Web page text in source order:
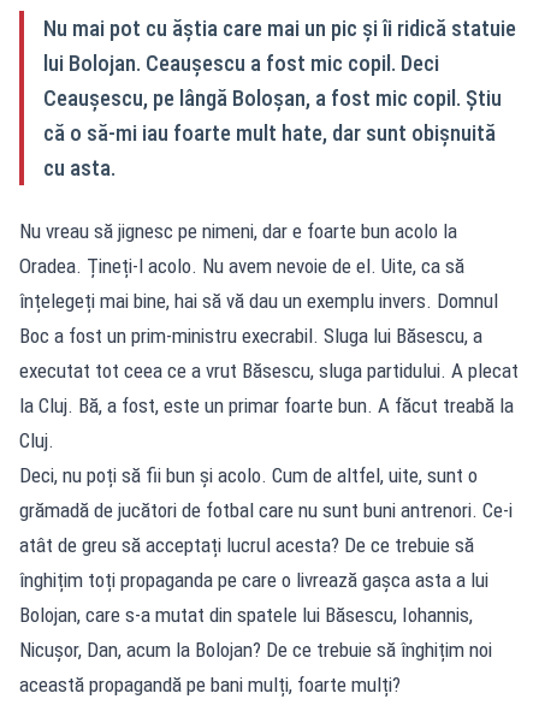
Nu mai pot cu ăștia care mai un pic și îi ridică statuie
lui Bolojan. Ceaușescu a fost mic copil. Deci
Ceaușescu, pe lângă Boloșan, a fost mic copil. Știu
că o să-mi iau foarte mult hate, dar sunt obișnuită
cu asta.
Nu vreau să jignesc pe nimeni, dar e foarte bun acolo la
Oradea. Țineți-l acolo. Nu avem nevoie de el. Uite, ca să
înțelegeți mai bine, hai să vă dau un exemplu invers. Domnul
Boc a fost un prim-ministru execrabil. Sluga lui Băsescu, a
executat tot ceea ce a vrut Băsescu, sluga partidului. A plecat
la Cluj. Bă, a fost, este un primar foarte bun. A făcut treabă la
Cluj.
Deci, nu poți să fii bun și acolo. Cum de altfel, uite, sunt o
grămadă de jucători de fotbal care nu sunt buni antrenori. Ce-i
atât de greu să acceptați lucrul acesta? De ce trebuie să
înghițim toți propaganda pe care o livrează gașca asta a lui
Bolojan, care s-a mutat din spatele lui Băsescu, Iohannis,
Nicușor, Dan, acum la Bolojan? De ce trebuie să înghițim noi
această propagandă pe bani mulți, foarte mulți?